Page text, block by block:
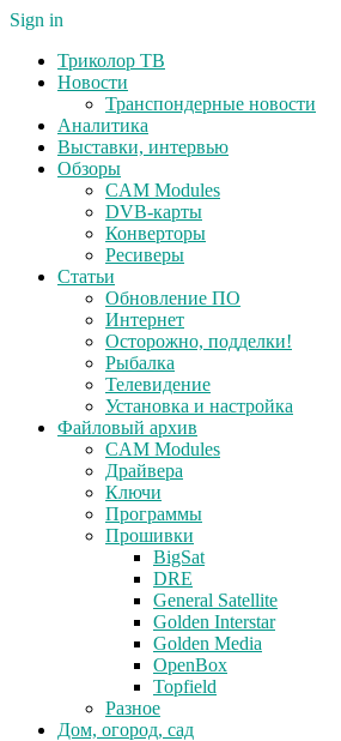
Sign in
Триколор ТВ
Новости
Транспондерные новости
Аналитика
Выставки, интервью
Обзоры
CAM Modules
DVB-карты
Конверторы
Ресиверы
Статьи
Обновление ПО
Интернет
Осторожно, подделки!
Рыбалка
Телевидение
Установка и настройка
Файловый архив
CAM Modules
Драйвера
Ключи
Программы
Прошивки
BigSat
DRE
General Satellite
Golden Interstar
Golden Media
OpenBox
Topfield
Разное
Дом, огород, сад